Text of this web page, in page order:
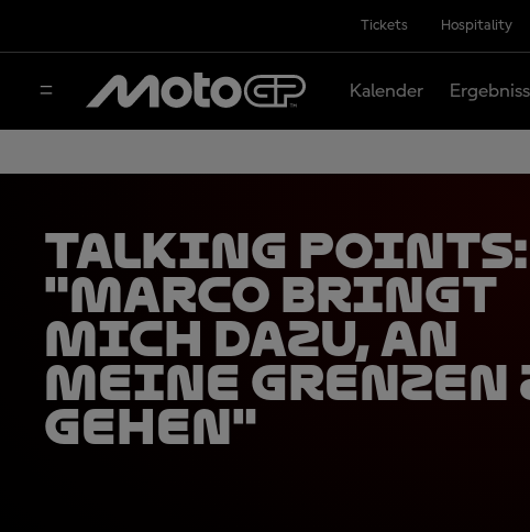
Tickets Hospitality
Kalender
TALKING POINTS:
"Marco bringt
mich dazu, an
meine Grenzen
gehen"